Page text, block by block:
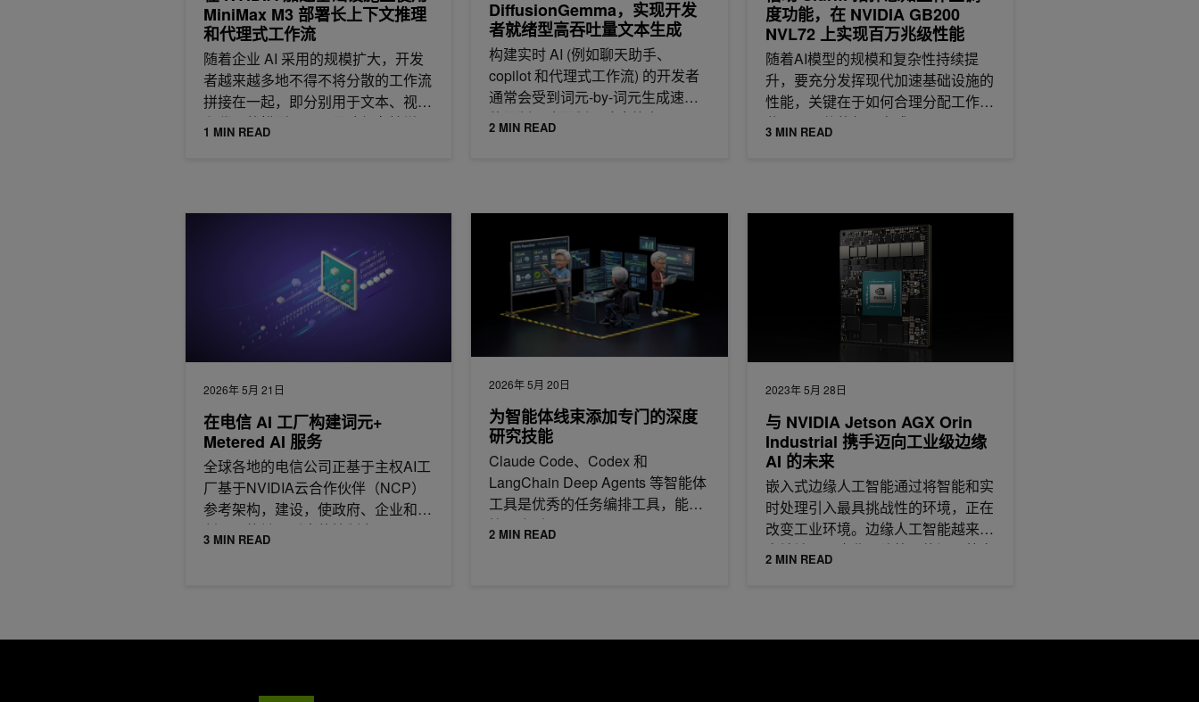
MiniMax M3 部署长上下文推理
和代理式工作流
随着企业 AI 采用的规模扩大，开发
者越来越多地不得不将分散的工作流
拼接在一起，即分别用于文本、视觉
和代码的模型，从而导致复杂性增
1 MIN READ
DiffusionGemma，实现开发
者就绪型高吞吐量文本生成
构建实时 AI (例如聊天助手、
copilot 和代理式工作流) 的开发者
通常会受到词元-by-词元生成速度
的限制。这限制了响应能力，
2 MIN READ
度功能，在 NVIDIA GB200
NVL72 上实现百万兆级性能
随着AI模型的规模和复杂性持续提
升，要充分发挥现代加速基础设施的
性能，关键在于如何合理分配工作负
载以及硬件的部署方式。
3 MIN READ
2026年 5月 21日
在电信 AI 工厂构建词元+
Metered AI 服务
全球各地的电信公司正基于主权AI工
厂基于NVIDIA云合作伙伴（NCP）
参考架构，建设，使政府、企业和初
创公司能够以适当的控制力、
3 MIN READ
2026年 5月 20日
为智能体线束添加专门的深度
研究技能
Claude Code、Codex 和
LangChain Deep Agents 等智能体
工具是优秀的任务编排工具，能够
管理会话、
2 MIN READ
2023年 5月 28日
与 NVIDIA Jetson AGX Orin
Industrial 携手迈向工业级边缘
AI 的未来
嵌入式边缘人工智能通过将智能和实
时处理引入最具挑战性的环境，正在
改变工业环境。边缘人工智能越来越
多地被用于农业、建筑、能源、航空
2 MIN READ
与 NVIDIA Jetson AGX Orin Industrial 携手迈向工业级边缘 AI 的未来